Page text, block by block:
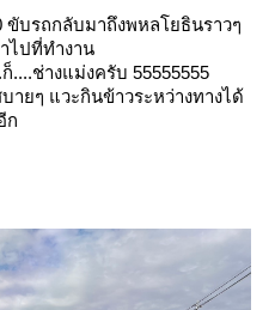
ขับรถกลับมาถึงพหลโยธินราวๆ
ไปที่ทำงาน
....ช่างแม่งครับ 55555555
ายๆ แวะกินข้าวระหว่างทางได้
ก